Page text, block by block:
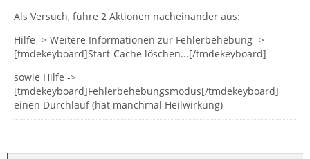
Als Versuch, führe 2 Aktionen nacheinander aus:
Hilfe -> Weitere Informationen zur Fehlerbehebung ->
[tmdekeyboard]Start-Cache löschen...[/tmdekeyboard]
sowie Hilfe ->
[tmdekeyboard]Fehlerbehebungsmodus[/tmdekeyboard]
einen Durchlauf (hat manchmal Heilwirkung)